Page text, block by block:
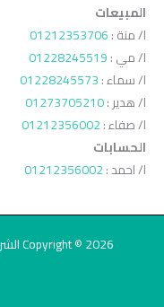
المبيعات
ا/ منة :01212353706
ا/ مي :01228245519
ا/ سماء :01228245573
ا/ هدير :01273705210
ا/ صفاء :01212356002
الحسابات
ا/ احمد :01212356002
Copyright © 2026 الشركة المصرية | Powered by IRISGEEKS